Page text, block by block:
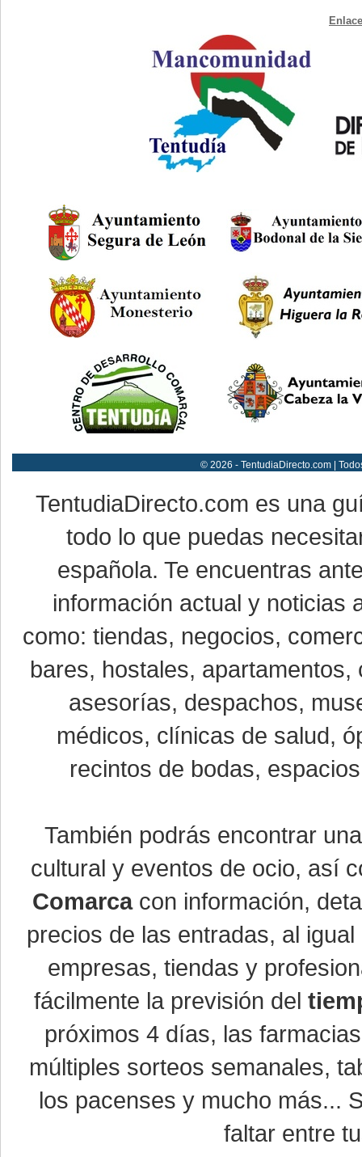
© 2026 - TentudiaDirecto.com |
TentudiaDirecto.com es una
todo lo que puedas
española. Te encuentras
información actual y noticias
como: tiendas, negocios,
bares, hostales,
asesorías, despachos,
médicos, clínicas de salud,
recintos de bodas,
También podrás encontrar
cultural y eventos de ocio, así
Comarcacon información,
precios de las entradas, al
empresas, tiendas y
fácilmente la previsión del
próximos 4 días, las
múltiples sorteos semanales,
los pacenses y mucho más...
faltar entre